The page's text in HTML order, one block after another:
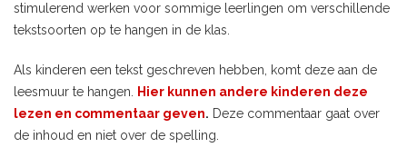
stimulerend werken voor sommige leerlingen om verschillende
tekstsoorten op te hangen in de klas.
Als kinderen een tekst geschreven hebben, komt deze aan de
leesmuur te hangen.
Hier kunnen andere kinderen deze
lezen en commentaar geven. Deze commentaar gaat over
de inhoud en niet over de spelling.